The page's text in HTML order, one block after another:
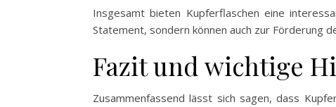
Insgesamt bieten Kupferflaschen eine
Statement, sondern können auch zur Förderung
Fazit und wichtige
Zusammenfassend lässt sich sagen, dass